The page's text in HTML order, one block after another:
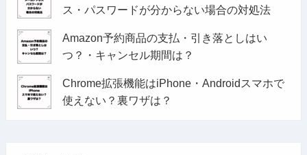
ス・パスワードが分からない場合の対処法
Amazon予約商品の支払・引き落としはい
つ？・キャンセル期間は？
Chrome拡張機能はiPhone・Androidスマホで
使えない？裏ワザは？